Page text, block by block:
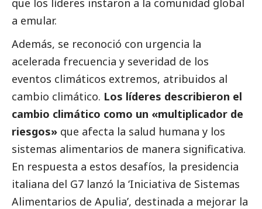
a emular.
Además, se reconoció con urgencia la
acelerada frecuencia y severidad de los
eventos climáticos extremos, atribuidos al
cambio climático. Los líderes describieron el
cambio climático como un «multiplicador de
riesgos» que afecta la salud humana y los
sistemas alimentarios de manera significativa.
En respuesta a estos desafíos, la presidencia
italiana del G7 lanzó la ‘Iniciativa de Sistemas
Alimentarios de Apulia’, destinada a mejorar la